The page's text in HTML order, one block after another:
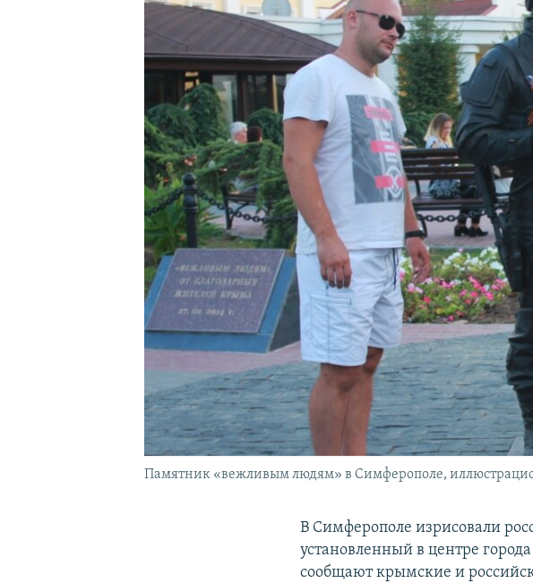
УКРАИНСКАЯ ПРОБЛЕМА КРЫМА
Памятник «вежливым людям» в Симферополе,
В Симферополе изрисовали
установленный в центре
сообщают крымские и